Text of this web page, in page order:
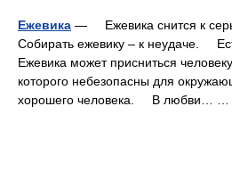
Ежевика — Ежевика снится к
Собирать ежевику – к неудаче.
Ежевика может присниться
которого небезопасны для
хорошего человека. В любви… …